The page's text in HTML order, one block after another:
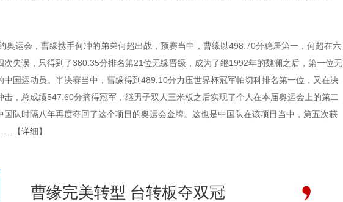
运会，曹缘携手何冲的弟弟何超出战，预赛当中，曹缘以498.70分稳居第一，何超在六
次失误，只得到了380.35分排名第21位无缘晋级，成为了继1992年的魏澜之后，第一位无
中国运动员。半决赛当中，曹缘得到489.10分力压世界杯冠军帕切科排名第一位，又在决
击，总成绩547.60分摘得冠军，继男子双人三米板之后实现了个人在本届奥运会上的第二
国队时隔八年再度夺回了这个项目的奥运会金牌。这也是中国队在该项目当中，第五次获
【详细】
曹缘完美转型 台转板夺双冠